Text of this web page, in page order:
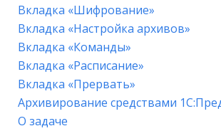
Вкладка «Шифрование»
Вкладка «Настройка архивов»
Вкладка «Команды»
Вкладка «Расписание»
Вкладка «Прервать»
Архивирование средствами
О задаче